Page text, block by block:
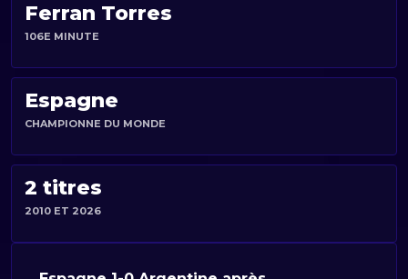
Ferran Torres
106E MINUTE
Espagne
CHAMPIONNE DU MONDE
2 titres
2010 ET 2026